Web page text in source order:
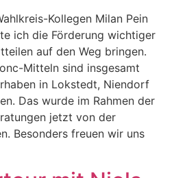
Kollegen Milan Pein
ich die Förderung wichtiger
auf den Weg bringen.
Mitteln sind insgesamt
in Lokstedt, Niendorf
Das wurde im Rahmen der
jetzt von der
Besonders freuen wir uns